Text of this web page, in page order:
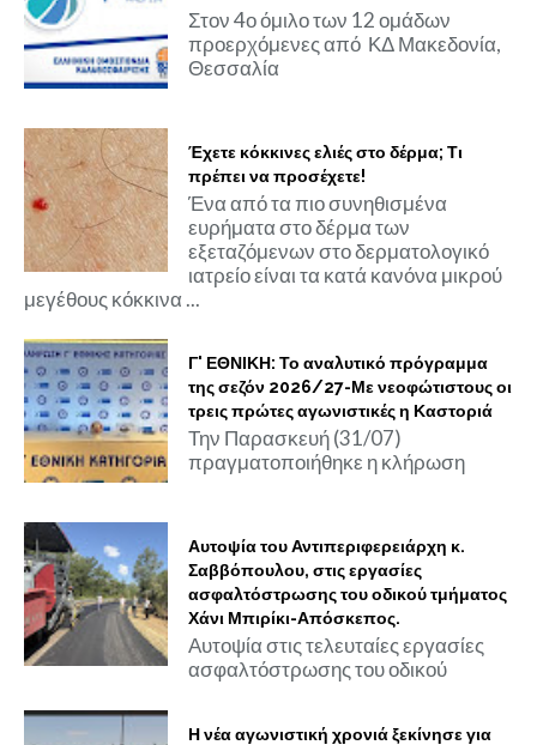
Στον 4ο όμιλο των 12 ομάδων
προερχόμενες από ΚΔ Μακεδονία,
Θεσσαλία
Έχετε κόκκινες ελιές στο δέρμα; Τι
πρέπει να προσέχετε!
Ένα από τα πιο συνηθισμένα
ευρήματα στο δέρμα των
εξεταζόμενων στο δερματολογικό
ιατρείο είναι τα κατά κανόνα μικρού
μεγέθους κόκκινα ...
Γ' ΕΘΝΙΚΗ: Το αναλυτικό πρόγραμμα
της σεζόν 2026/27-Με νεοφώτιστους οι
τρεις πρώτες αγωνιστικές η Καστοριά
Την Παρασκευή (31/07)
πραγματοποιήθηκε η κλήρωση
Αυτοψία του Αντιπεριφερειάρχη κ.
Σαββόπουλου, στις εργασίες
ασφαλτόστρωσης του οδικού τμήματος
Χάνι Μπιρίκι-Απόσκεπος.
Αυτοψία στις τελευταίες εργασίες
ασφαλτόστρωσης του οδικού
Η νέα αγωνιστική χρονιά ξεκίνησε για